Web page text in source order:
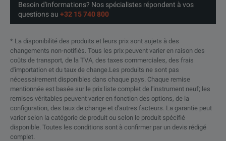
Besoin d'informations? Nos spécialistes répondent à vos
questions au +32 15 740 800
* La disponibilité des produits et leurs prix sont sujets à des
changements non-notifiés. Tous les prix peuvent varier en raison des
coûts de transport, de la TVA, des taxes commerciales, des frais
d'importation et du taux de change.Les produits ne sont pas
nécessairement disponibles dans chaque pays. Chaque remise
mentionnée est basée sur le prix liste complet de l'instrument neuf; les
remises véritables peuvent varier en fonction des options, de la
configuration, des taux de change et d'autres facteurs. La garantie peut
varier selon la catégorie de produit ou selon le produit spécifié
disponible. Toutes les conditions sont à confirmer par un devis rédigé
complet.